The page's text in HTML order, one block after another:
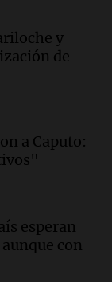
y
de
a Caputo:
esperan
con